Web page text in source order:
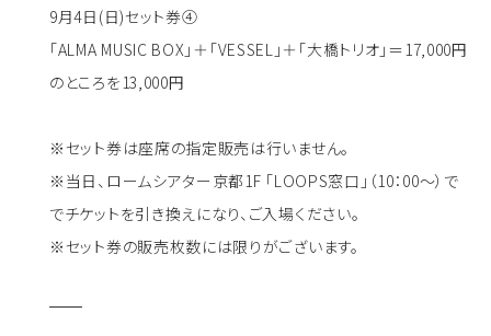
9月4日(日)セット券④
「ALMA MUSIC BOX」＋「VESSEL」＋「大橋トリオ」＝17,000円
のところを13,000円
※セット券は座席の指定販売は行いません。
※当日、ロームシアター京都1F 「LOOPS窓口」（10：00～）で
でチケットを引き換えになり、ご入場ください。
※セット券の販売枚数には限りがございます。